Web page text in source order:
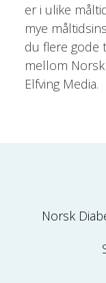
er i ulike
mye
du flere gode
mellom
Elfving Media.
Norsk